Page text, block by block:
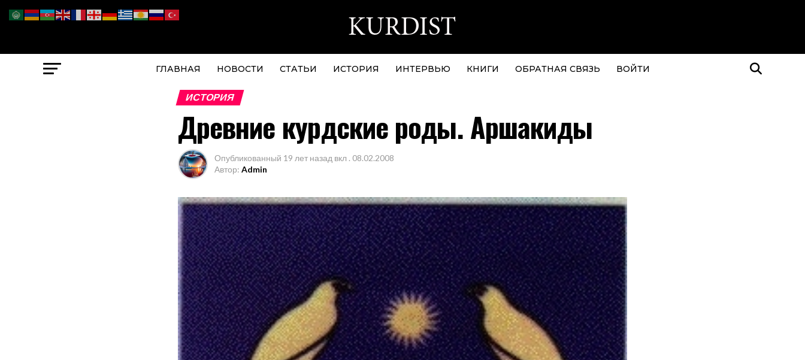
ГЛАВНАЯ НОВОСТИ СТАТЬИ ИСТОРИЯ ИНТЕРВЬЮ КНИГИ ОБРАТНАЯ СВЯЗЬ ВОЙТИ
ИСТОРИЯ
Древние курдские роды. Аршакиды
Опубликованный 19 лет назад вкл . 08.02.2008
Автор: Admin